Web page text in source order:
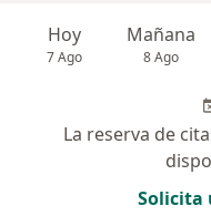
Hoy
7 Ago
Mañana
8 Ago
La reserva de
Solicita